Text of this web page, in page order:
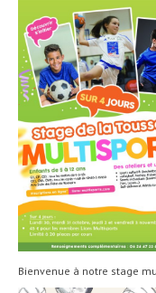
Bienvenue à notre stage